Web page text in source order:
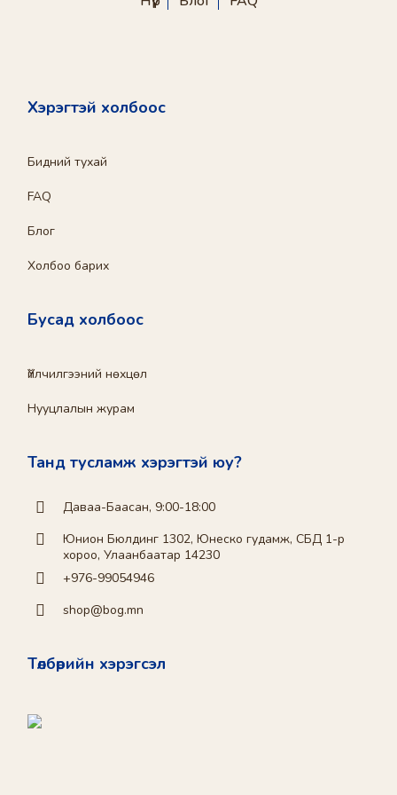
Хэрэгтэй холбоос
Бидний тухай
FAQ
Блог
Холбоо барих
Бусад холбоос
Үйлчилгээний нөхцөл
Нууцлалын журам
Танд тусламж хэрэгтэй юу?
Даваа-Баасан, 9:00-18:00
Юнион Бюлдинг 1302, Юнеско гудамж, СБД 1-р
хороо, Улаанбаатар 14230
+976-99054946
shop@bog.mn
Төлбөрийн хэрэгсэл